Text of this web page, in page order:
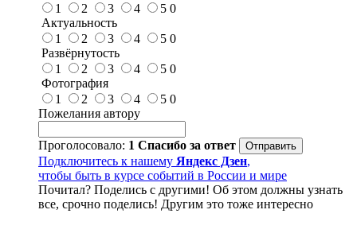
1
2 3 4 5 0
Актуальность
1
2 3 4 5 0
Развёрнутость
1
2 3 4 5 0
Фотография
1
2 3 4 5 0
Пожелания автору
Проголосовало: 1 Спасибо за ответ
Подключитесь к нашему Яндекс Дзен,
чтобы быть в курсе событий в России и мире
Почитал? Поделись с другими! Об этом должны узнать
все, срочно поделись! Другим это тоже интересно